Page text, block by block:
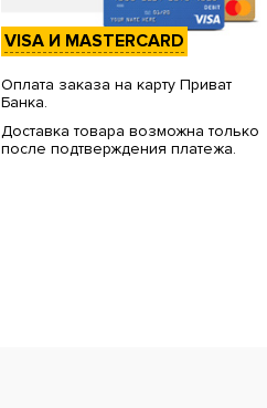
VISA И MASTERCARD
Оплата заказа на карту Приват
Банка.
Доставка товара возможна только
после подтверждения платежа.